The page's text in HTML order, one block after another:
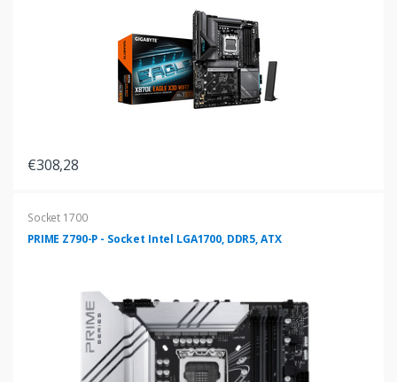
€308,28
Socket 1700
PRIME Z790-P - Socket Intel LGA1700, DDR5, ATX